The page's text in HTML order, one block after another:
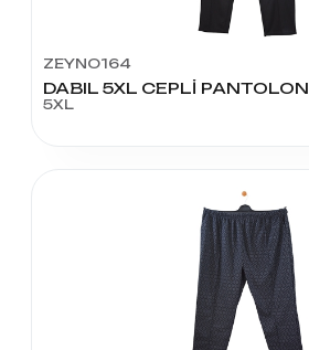
ZEYNO164
DABIL 5XL CEPLİ PANTOLON
5XL